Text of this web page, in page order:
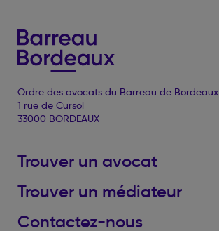
Ordre des avocats du Barreau de Bordeaux
1 rue de Cursol
33000 BORDEAUX
Trouver un avocat
Trouver un médiateur
Contactez-nous